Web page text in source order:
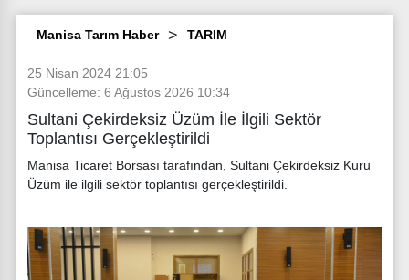
Manisa Tarım Haber TARIM
25 Nisan 2024 21:05
Güncelleme: 6 Ağustos 2026 10:34
Sultani Çekirdeksiz Üzüm İle İlgili Sektör
Toplantısı Gerçekleştirildi
Manisa Ticaret Borsası tarafından, Sultani Çekirdeksiz Kuru
Üzüm ile ilgili sektör toplantısı gerçekleştirildi.